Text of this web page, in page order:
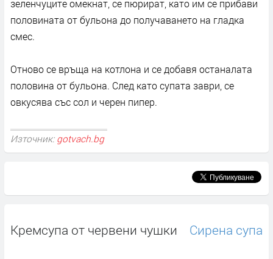
зеленчуците омекнат, се пюрират, като им се прибави
половината от бульона до получаването на гладка
смес.
Отново се връща на котлона и се добавя останалата
половина от бульона. След като супата заври, се
овкусява със сол и черен пипер.
Източник: gotvach.bg
Кремсупа от червени чушки Сирена супа